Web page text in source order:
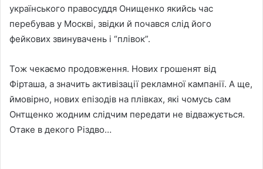
українського правосуддя Онищенко якийсь час
перебував у Москві, звідки й почався слід його
фейкових звинувачень і “плівок”.
Тож чекаємо продовження. Нових грошенят від
Фірташа, а значить активізації рекламної кампанії. А ще,
ймовірно, нових епізодів на плівках, які чомусь сам
Онтщенко жодним слідчим передати не відважується.
Отаке в декого Різдво…